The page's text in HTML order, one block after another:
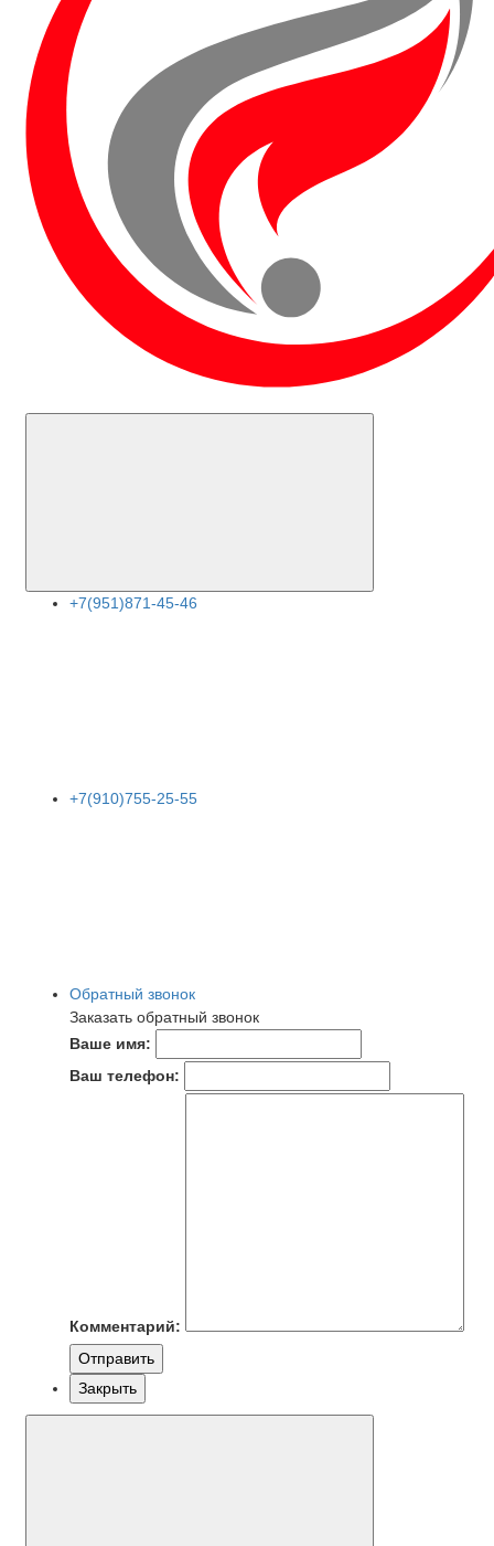
+7(951)871-45-46
+7(910)755-25-55
Обратный звонок
Заказать обратный звонок
Ваше имя:
Ваш телефон:
Комментарий:
Отправить
Закрыть